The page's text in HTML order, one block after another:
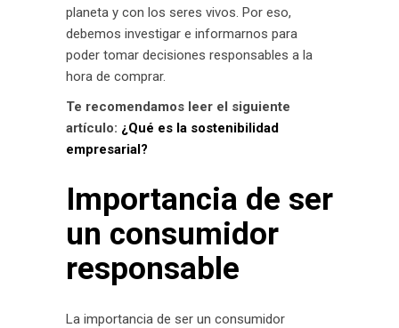
planeta y con los seres vivos. Por eso,
debemos investigar e informarnos para
poder tomar decisiones responsables a la
hora de comprar.
Te recomendamos leer el siguiente
artículo: ¿Qué es la sostenibilidad
empresarial?
Importancia de ser
un consumidor
responsable
La importancia de ser un consumidor